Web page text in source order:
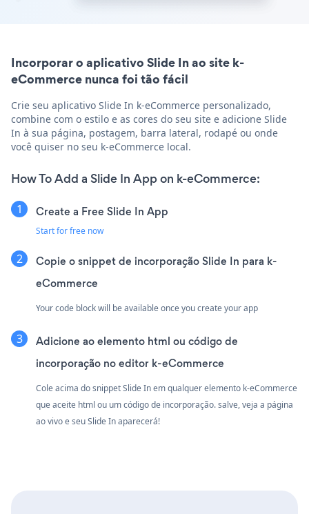
Incorporar o aplicativo Slide In ao site k-
eCommerce nunca foi tão fácil
Crie seu aplicativo Slide In k-eCommerce personalizado,
combine com o estilo e as cores do seu site e adicione Slide
In à sua página, postagem, barra lateral, rodapé ou onde
você quiser no seu k-eCommerce local.
How To Add a Slide In App on k-eCommerce:
Create a Free Slide In App
Start for free now
Copie o snippet de incorporação Slide In para k-
eCommerce
Your code block will be available once you create your app
Adicione ao elemento html ou código de
incorporação no editor k-eCommerce
Cole acima do snippet Slide In em qualquer elemento k-eCommerce
que aceite html ou um código de incorporação. salve, veja a página
ao vivo e seu Slide In aparecerá!